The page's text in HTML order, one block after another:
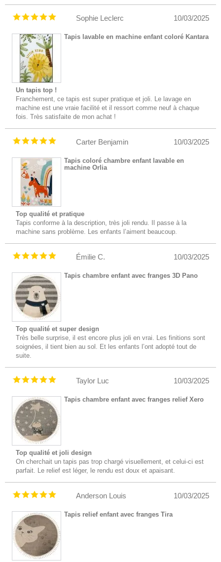
10/03/2025
Sophie Leclerc
Tapis lavable en machine enfant coloré Kantara
Un tapis top !
Franchement, ce tapis est super pratique et joli. Le lavage en
machine est une vraie facilité et il ressort comme neuf à chaque
fois. Très satisfaite de mon achat !
10/03/2025
Carter Benjamin
Tapis coloré chambre enfant lavable en
machine Orlia
Top qualité et pratique
Tapis conforme à la description, très joli rendu. Il passe à la
machine sans problème. Les enfants l’aiment beaucoup.
10/03/2025
Émilie C.
Tapis chambre enfant avec franges 3D Pano
Top qualité et super design
Très belle surprise, il est encore plus joli en vrai. Les finitions sont
soignées, il tient bien au sol. Et les enfants l’ont adopté tout de
suite.
10/03/2025
Taylor Luc
Tapis chambre enfant avec franges relief Xero
Top qualité et joli design
On cherchait un tapis pas trop chargé visuellement, et celui-ci est
parfait. Le relief est léger, le rendu est doux et apaisant.
10/03/2025
Anderson Louis
Tapis relief enfant avec franges Tira